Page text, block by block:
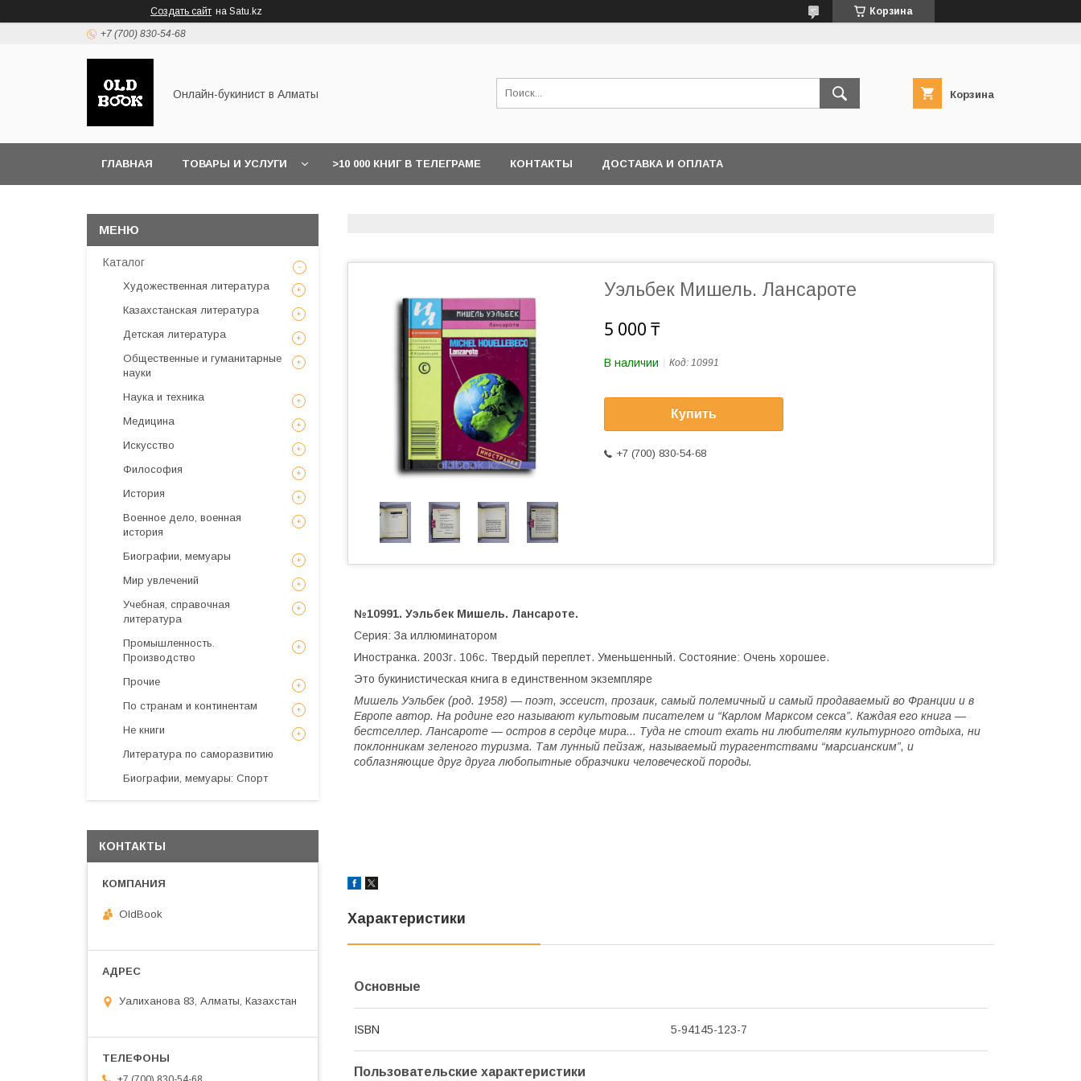
Создать сайт на Satu.kz Корзина
+7 (700) 830-54-68
Онлайн-букинист в Алматы Корзина
ГЛАВНАЯ ТОВАРЫ И УСЛУГИ >10 000 КНИГ В ТЕЛЕГРАМЕ КОНТАКТЫ ДОСТАВКА И ОПЛАТА
Уэльбек Мишель. Лансароте
5 000 ₸
В наличии Код: 10991
Купить
+7 (700) 830-54-68
№10991. Уэльбек Мишель. Лансароте.
Серия: За иллюминатором
Иностранка. 2003г. 106с. Твердый переплет. Уменьшенный. Состояние: Очень хорошее.
Это букинистическая книга в единственном экземпляре
Мишель Уэльбек (род. 1958) — поэт, эссеист, прозаик, самый полемичный и самый продаваемый во Франции и в
Европе автор. На родине его называют культовым писателем и “Карлом Марксом секса”. Каждая его книга —
бестселлер. Лансароте — остров в сердце мира... Туда не стоит ехать ни любителям культурного отдыха, ни
поклонникам зеленого туризма. Там лунный пейзаж, называемый турагентствами “марсианским”, и
соблазняющие друг друга любопытные образчики человеческой породы.
Характеристики
Основные
ISBN 5-94145-123-7
Пользовательские характеристики
Каталог
Художественная литература
Казахстанская литература
Детская литература
Общественные и гуманитарные
науки
Наука и техника
Медицина
Искусствo
Философия
История
Военное дело, военная
история
Биографии, мемуары
Мир увлечений
Учебная, справочная
литература
Промышленность.
Производство
Прочие
По странам и континентам
Не книги
Литература по саморазвитию
Биографии, мемуары: Спорт
КОНТАКТЫ
OldBook
Уалиханова 83, Алматы, Казахстан